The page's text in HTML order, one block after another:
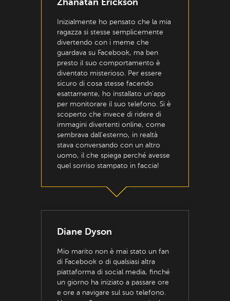
Zhanatan Erickson
Inizialmente ho pensato che la mia
ragazza si stesse semplicemente
divertendo con i meme che
guardava su Facebook, ma ben
presto il suo comportamento è
diventato misterioso. Per essere
sicuro di cosa stesse facendo
esattamente, ho installato un'app
per monitorare il suo telefono. Si è
scoperto che invece di ridere di
immagini divertenti online, come
sembrava dall'esterno, in realtà
stava conversando con un altro
uomo, il che spiega perché avesse
quel sorriso stampato in faccia!
Diane Dyson
Mio marito non è mai stato un fan
di Facebook o di qualsiasi altra
piattaforma di social media, finché
un giorno ha iniziato a passare ore
e ore a navigare sul suo telefono.